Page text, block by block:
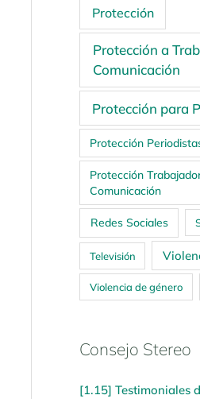
Protección
Protección a
Comunicación
Protección para
Protección
Protección
Comunicación
Redes Sociales
Televisión
Violencia de género
Consejo Stereo
[1.15] Testimoniales